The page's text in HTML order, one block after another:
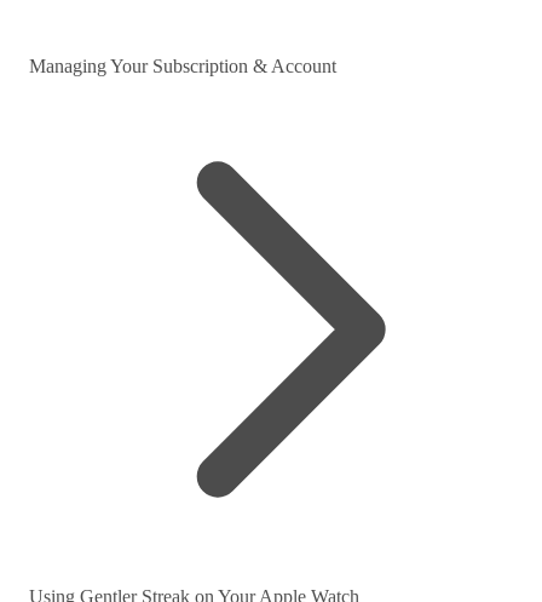
Managing Your Subscription & Account
Using Gentler Streak on Your Apple Watch